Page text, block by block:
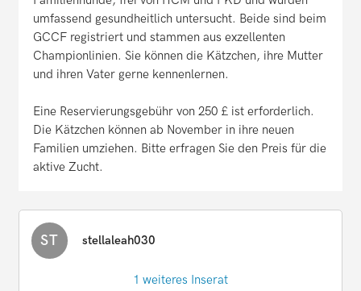
umfassend gesundheitlich untersucht. Beide sind beim
GCCF registriert und stammen aus exzellenten
Championlinien. Sie können die Kätzchen, ihre Mutter
und ihren Vater gerne kennenlernen.
Eine Reservierungsgebühr von 250 £ ist erforderlich.
Die Kätzchen können ab November in ihre neuen
Familien umziehen. Bitte erfragen Sie den Preis für die
aktive Zucht.
ST stellaleah030
1 weiteres Inserat